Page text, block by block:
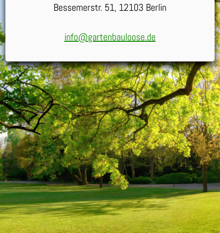
Bessemerstr. 51, 12103 Berlin
info@gartenbauloose.de